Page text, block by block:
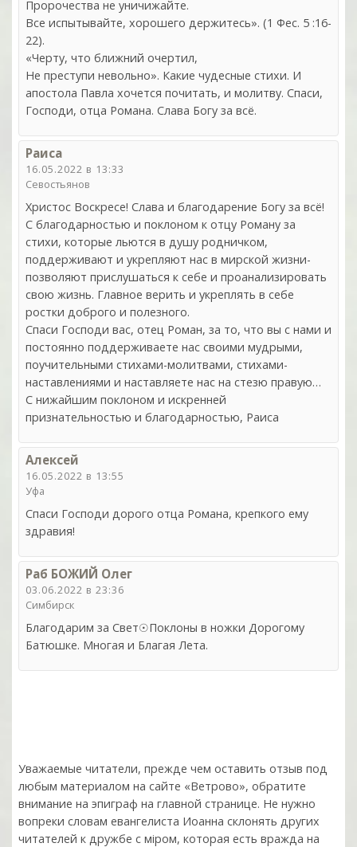
Пророчества не уничижайте.
Все испытывайте, хорошего держитесь». (1 Фес. 5 :16-
22).
«Черту, что ближний очертил,
Не преступи невольно». Какие чудесные стихи. И
апостола Павла хочется почитать, и молитву. Спаси,
Господи, отца Романа. Слава Богу за всё.
Раиса
16.05.2022 в 13:33
Севостьянов
Христос Воскресе! Слава и благодарение Богу за всё!
С благодарностью и поклоном к отцу Роману за
стихи, которые льются в душу родничком,
поддерживают и укрепляют нас в мирской жизни-
позволяют прислушаться к себе и проанализировать
свою жизнь. Главное верить и укреплять в себе
ростки доброго и полезного.
Спаси Господи вас, отец Роман, за то, что вы с нами и
постоянно поддерживаете нас своими мудрыми,
поучительными стихами-молитвами, стихами-
наставлениями и наставляете нас на стезю правую…
С нижайшим поклоном и искренней
признательностью и благодарностью, Раиса
Алексей
16.05.2022 в 13:55
Уфа
Спаси Господи дорого отца Романа, крепкого ему
здравия!
Раб БОЖИЙ Олег
03.06.2022 в 23:36
Симбирск
Благодарим за Свет☉Поклоны в ножки Дорогому
Батюшке. Многая и Благая Лета.
Уважаемые читатели, прежде чем оставить отзыв под
любым материалом на сайте «Ветрово», обратите
внимание на эпиграф на главной странице. Не нужно
вопреки словам евангелиста Иоанна склонять других
читателей к дружбе с мiром, которая есть вражда на